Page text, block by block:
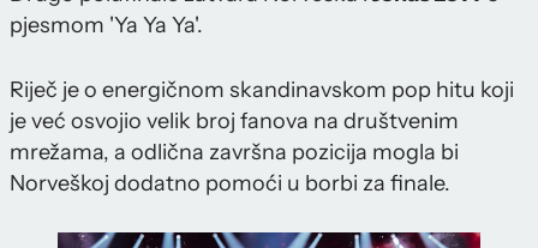
pjesmom 'Ya Ya Ya'.
Riječ je o energičnom skandinavskom pop hitu koji
je već osvojio velik broj fanova na društvenim
mrežama, a odlična završna pozicija mogla bi
Norveškoj dodatno pomoći u borbi za finale.